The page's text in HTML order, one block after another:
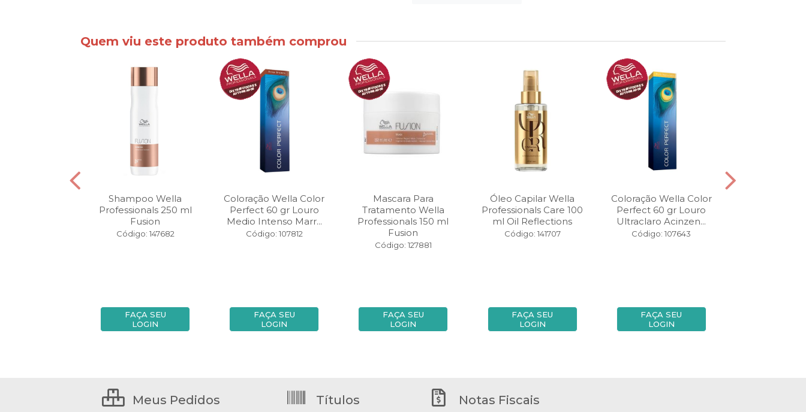
Quem viu este produto também comprou
Shampoo Wella
Professionals 250 ml
Fusion
Código: 147682
FAÇA SEU
LOGIN
Coloração Wella Color
Perfect 60 gr Louro
Medio Intenso Marr...
Código: 107812
FAÇA SEU
LOGIN
Mascara Para
Tratamento Wella
Professionals 150 ml
Fusion
Código: 127881
FAÇA SEU
LOGIN
Óleo Capilar Wella
Professionals Care 100
ml Oil Reflections
Código: 141707
FAÇA SEU
LOGIN
Coloração Wella Color
Perfect 60 gr Louro
Ultraclaro Acinzen...
Código: 107643
FAÇA SEU
LOGIN
Meus Pedidos Títulos Notas Fiscais